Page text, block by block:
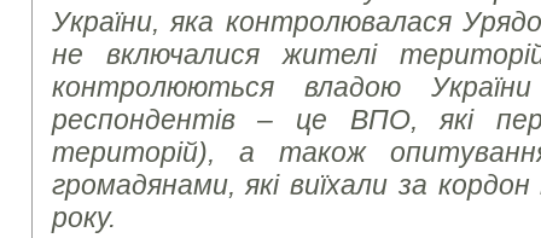
України, яка контролювалася
не включалися жителі
контролюються владою
респондентів – це ВПО, які
територій), а також
громадянами, які виїхали за
року.